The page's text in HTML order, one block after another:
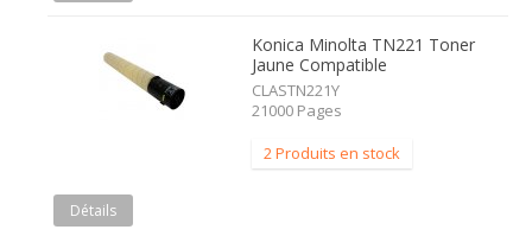
Konica Minolta TN221 Toner
Jaune Compatible
CLASTN221Y
21000 Pages
2 Produits en stock
Détails